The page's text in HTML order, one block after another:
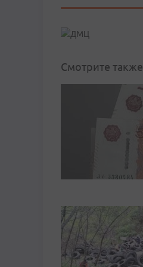
Смотрите также